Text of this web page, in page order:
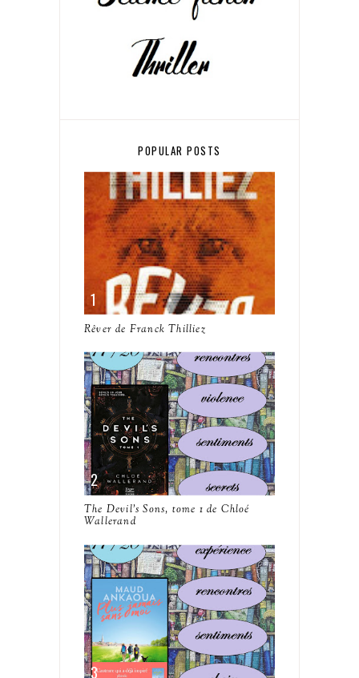
POPULAR POSTS
Rêver de Franck Thilliez
The Devil's Sons, tome 1 de Chloé
Wallerand